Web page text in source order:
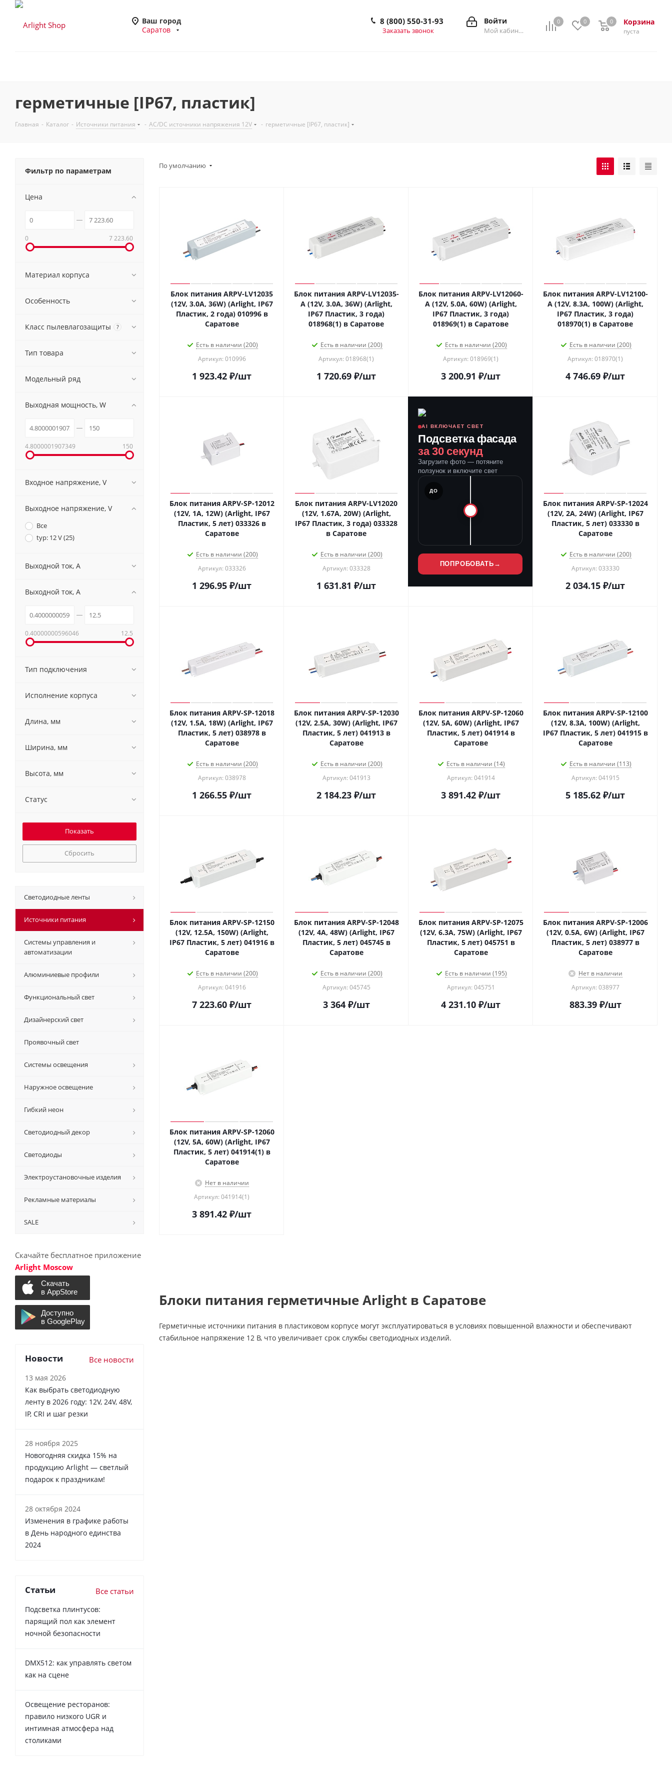
Ваш город
Саратов
0 0 Корзина
0
пуста
0
Войти
Мой кабинет
8 (800) 550-31-93
Заказать звонок
герметичные [IP67, пластик]
Главная - Каталог - Источники питания - AC/DC источники напряжения 12V - герметичные [IP67, пластик]
По умолчанию
Блок питания ARPV-LV12035
(12V, 3.0A, 36W) (Arlight, IP67
Пластик, 2 года) 010996 в
Саратове
Есть в наличии (200)
Артикул: 010996
1 923.42 ₽/шт
Блок питания ARPV-LV12035-
A (12V, 3.0A, 36W) (Arlight,
IP67 Пластик, 3 года)
018968(1) в Саратове
Есть в наличии (200)
Артикул: 018968(1)
1 720.69 ₽/шт
Блок питания ARPV-LV12060-
A (12V, 5.0A, 60W) (Arlight,
IP67 Пластик, 3 года)
018969(1) в Саратове
Есть в наличии (200)
Артикул: 018969(1)
3 200.91 ₽/шт
Блок питания ARPV-LV12100-
A (12V, 8.3A, 100W) (Arlight,
IP67 Пластик, 3 года)
018970(1) в Саратове
Есть в наличии (200)
Артикул: 018970(1)
4 746.69 ₽/шт
Блок питания ARPV-SP-12012
(12V, 1A, 12W) (Arlight, IP67
Пластик, 5 лет) 033326 в
Саратове
Есть в наличии (200)
Артикул: 033326
1 296.95 ₽/шт
Блок питания ARPV-LV12020
(12V, 1.67A, 20W) (Arlight,
IP67 Пластик, 3 года) 033328
в Саратове
Есть в наличии (200)
Артикул: 033328
1 631.81 ₽/шт
AI ВКЛЮЧАЕТ СВЕТ
Подсветка фасада
за 30 секунд
Загрузите фото — потяните
ползунок и включите свет
ДО
ПОПРОБОВАТЬ →
Блок питания ARPV-SP-12024
(12V, 2A, 24W) (Arlight, IP67
Пластик, 5 лет) 033330 в
Саратове
Есть в наличии (200)
Артикул: 033330
2 034.15 ₽/шт
Блок питания ARPV-SP-12018
(12V, 1.5A, 18W) (Arlight, IP67
Пластик, 5 лет) 038978 в
Саратове
Есть в наличии (200)
Артикул: 038978
1 266.55 ₽/шт
Блок питания ARPV-SP-12030
(12V, 2.5A, 30W) (Arlight, IP67
Пластик, 5 лет) 041913 в
Саратове
Есть в наличии (200)
Артикул: 041913
2 184.23 ₽/шт
Блок питания ARPV-SP-12060
(12V, 5A, 60W) (Arlight, IP67
Пластик, 5 лет) 041914 в
Саратове
Есть в наличии (14)
Артикул: 041914
3 891.42 ₽/шт
Блок питания ARPV-SP-12100
(12V, 8.3A, 100W) (Arlight,
IP67 Пластик, 5 лет) 041915 в
Саратове
Есть в наличии (113)
Артикул: 041915
5 185.62 ₽/шт
Блок питания ARPV-SP-12150
(12V, 12.5A, 150W) (Arlight,
IP67 Пластик, 5 лет) 041916 в
Саратове
Есть в наличии (200)
Артикул: 041916
7 223.60 ₽/шт
Блок питания ARPV-SP-12048
(12V, 4A, 48W) (Arlight, IP67
Пластик, 5 лет) 045745 в
Саратове
Есть в наличии (200)
Артикул: 045745
3 364₽/шт
Блок питания ARPV-SP-12075
(12V, 6.3A, 75W) (Arlight, IP67
Пластик, 5 лет) 045751 в
Саратове
Есть в наличии (195)
Артикул: 045751
4 231.10 ₽/шт
Блок питания ARPV-SP-12006
(12V, 0.5A, 6W) (Arlight, IP67
Пластик, 5 лет) 038977 в
Саратове
Нет в наличии
Артикул: 038977
883.39₽/шт
Блок питания ARPV-SP-12060
(12V, 5A, 60W) (Arlight, IP67
Пластик, 5 лет) 041914(1) в
Саратове
Нет в наличии
Артикул: 041914(1)
3 891.42 ₽/шт
Блоки питания герметичные Arlight в Саратове
Герметичные источники питания в пластиковом корпусе могут эксплуатироваться в условиях повышенной влажности и обеспечивают
стабильное напряжение 12 В, что увеличивает срок службы светодиодных изделий.
Фильтр по параметрам
Цена
0 7 223.60
Материал корпуса
Особенность
Класс пылевлагозащиты ?
Тип товара
Модельный ряд
Выходная мощность, W
4.8000001907349 150
Входное напряжение, V
Выходное напряжение, V
Все
typ: 12 V (25)
Выходной ток, A
Выходной ток, A
0.40000000596046 12.5
Тип подключения
Исполнение корпуса
Длина, мм
Ширина, мм
Высота, мм
Статус
Сбросить
Светодиодные ленты
Источники питания
Системы управления и
автоматизации
Алюминиевые профили
Функциональный свет
Дизайнерский свет
Проявочный свет
Системы освещения
Наружное освещение
Гибкий неон
Светодиодный декор
Светодиоды
Электроустановочные изделия
Рекламные материалы
SALE
Скачайте бесплатное приложение
Arlight Moscow
Новости Все новости
13 мая 2026
Как выбрать светодиодную
ленту в 2026 году: 12V, 24V, 48V,
IP, CRI и шаг резки
28 ноября 2025
Новогодняя скидка 15% на
продукцию Arlight — светлый
подарок к праздникам!
28 октября 2024
Изменения в графике работы
в День народного единства
2024
Статьи Все статьи
Подсветка плинтусов:
парящий пол как элемент
ночной безопасности
DMX512: как управлять светом
как на сцене
Освещение ресторанов:
правило низкого UGR и
интимная атмосфера над
столиками